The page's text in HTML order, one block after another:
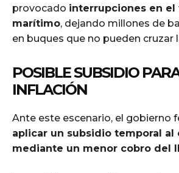
provocado interrupciones en el
marítimo, dejando millones de
en buques que no pueden cruzar
POSIBLE SUBSIDIO
INFLACIÓN
Ante este escenario, el gobierno
aplicar un subsidio temporal al
mediante un menor cobro del